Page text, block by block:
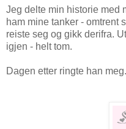
Jeg delte min historie med
ham mine tanker - omtrent
reiste seg og gikk derifra.
igjen - helt tom.
Dagen etter ringte han